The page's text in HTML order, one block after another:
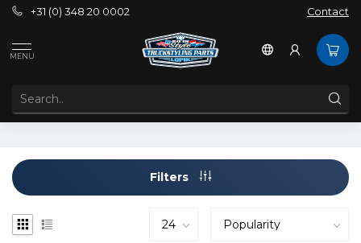
+31 (0) 348 20 0002 Contact
MENU
Filters